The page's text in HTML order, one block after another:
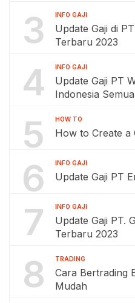
3 INFO GAJI
Update Gaji di
Terbaru 2023
4 INFO GAJI
Update Gaji PT
Indonesia
5 HOW TO
How to Create
6 INFO GAJI
Update Gaji PT
7 INFO GAJI
Update Gaji PT.
Terbaru 2023
8 TRADING
Cara Bertrading
Mudah